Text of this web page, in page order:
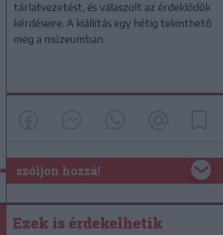
tárlatvezetést, és válaszolt az érdeklődők
kérdéseire. A kiállítás egy hétig tekinthető
meg a múzeumban.
szóljon hozzá!
Ezek is érdekelhetik